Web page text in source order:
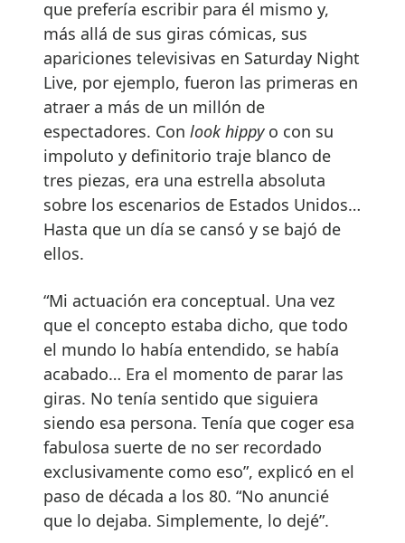
que prefería escribir para él mismo y,
más allá de sus giras cómicas, sus
apariciones televisivas en Saturday Night
Live, por ejemplo, fueron las primeras en
atraer a más de un millón de
espectadores. Con look hippy o con su
impoluto y definitorio traje blanco de
tres piezas, era una estrella absoluta
sobre los escenarios de Estados Unidos…
Hasta que un día se cansó y se bajó de
ellos.
“Mi actuación era conceptual. Una vez
que el concepto estaba dicho, que todo
el mundo lo había entendido, se había
acabado… Era el momento de parar las
giras. No tenía sentido que siguiera
siendo esa persona. Tenía que coger esa
fabulosa suerte de no ser recordado
exclusivamente como eso”, explicó en el
paso de década a los 80. “No anuncié
que lo dejaba. Simplemente, lo dejé”.